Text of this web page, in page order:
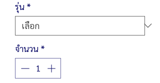
รุ่น *
จำนวน *